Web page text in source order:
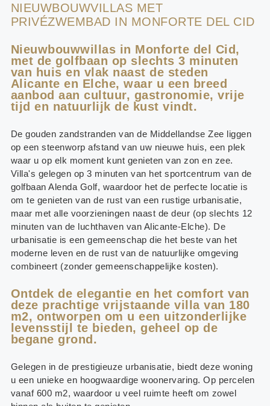
NIEUWBOUWVILLAS MET
PRIVÉZWEMBAD IN MONFORTE DEL CID
Nieuwbouwwillas in Monforte del Cid,
met de golfbaan op slechts 3 minuten
van huis en vlak naast de steden
Alicante en Elche, waar u een breed
aanbod aan cultuur, gastronomie, vrije
tijd en natuurlijk de kust vindt.
De gouden zandstranden van de Middellandse Zee liggen
op een steenworp afstand van uw nieuwe huis, een plek
waar u op elk moment kunt genieten van zon en zee.
Villa's gelegen op 3 minuten van het sportcentrum van de
golfbaan Alenda Golf, waardoor het de perfecte locatie is
om te genieten van de rust van een rustige urbanisatie,
maar met alle voorzieningen naast de deur (op slechts 12
minuten van de luchthaven van Alicante-Elche). De
urbanisatie is een gemeenschap die het beste van het
moderne leven en de rust van de natuurlijke omgeving
combineert (zonder gemeenschappelijke kosten).
Ontdek de elegantie en het comfort van
deze prachtige vrijstaande villa van 180
m2, ontworpen om u een uitzonderlijke
levensstijl te bieden, geheel op de
begane grond.
Gelegen in de prestigieuze urbanisatie, biedt deze woning
u een unieke en hoogwaardige woonervaring. Op percelen
vanaf 600 m2, waardoor u veel ruimte heeft om zowel